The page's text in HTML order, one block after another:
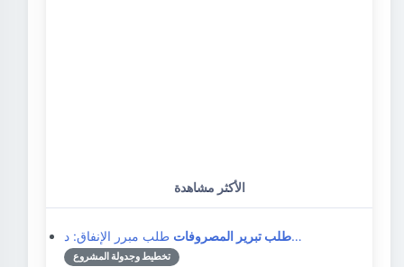
الأكثر مشاهدة
طلب تبرير المصروفاتطلب مبرر الإنفاق: د…
تخطيط وجدولة المشروع